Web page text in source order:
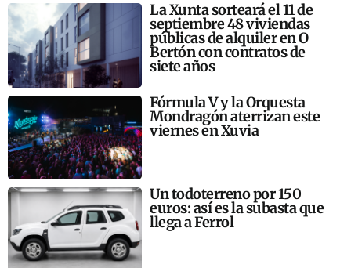
La Xunta sorteará el 11 de
septiembre 48 viviendas
públicas de alquiler en O
Bertón con contratos de
siete años
Fórmula V y la Orquesta
Mondragón aterrizan este
viernes en Xuvia
Un todoterreno por 150
euros: así es la subasta que
llega a Ferrol